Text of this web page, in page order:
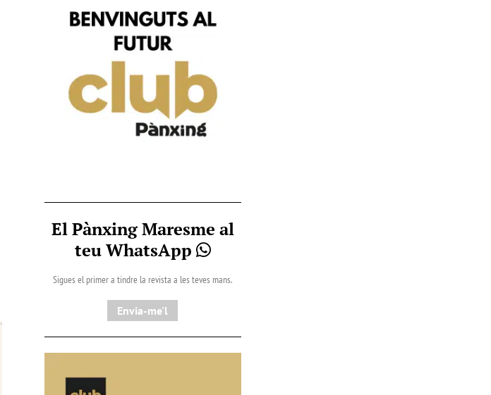
El Pànxing Maresme al
teu WhatsApp
Sigues el primer a tindre la revista a les teves mans.
Envia-me'l